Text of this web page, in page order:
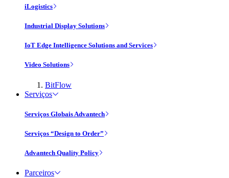
iLogistics
Industrial Display Solutions
IoT Edge Intelligence Solutions and Services
Video Solutions
BitFlow
Serviços
Serviços Globais Advantech
Serviços “Design to Order”
Advantech Quality Policy
Parceiros